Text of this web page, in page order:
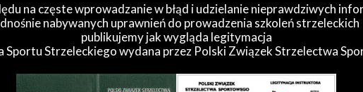
na częste wprowadzanie w błąd i udzielanie nieprawdziwych
nabywanych uprawnień do prowadzenia szkoleń strzeleckich
publikujemy jak wygląda legitymacja
Sportu Strzeleckiego wydana przez Polski Związek Strzelectwa